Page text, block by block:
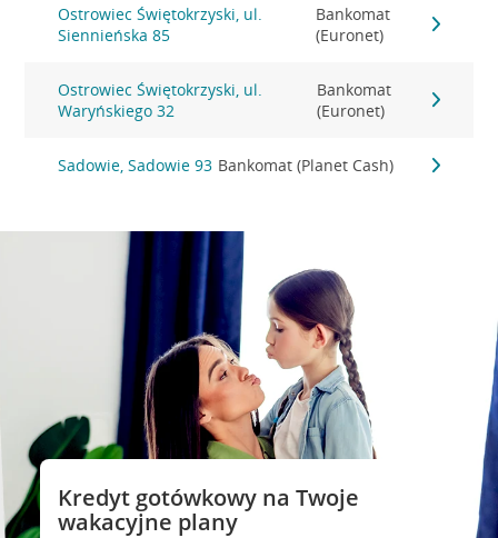
Ostrowiec Świętokrzyski, ul.
Siennieńska 85
Bankomat
(Euronet)
Ostrowiec Świętokrzyski, ul.
Waryńskiego 32
Bankomat
(Euronet)
Sadowie, Sadowie 93 Bankomat (Planet Cash)
Kredyt gotówkowy na Twoje
wakacyjne plany